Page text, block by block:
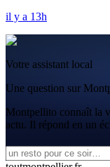
il y a 13h
Votre assistant local
Une question sur
Montpellito connaît la
actu. Il répond en un